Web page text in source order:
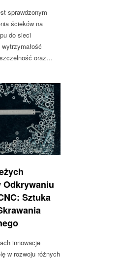
sprawdzonym
ścieków na
do sieci
oraz…
Odkrywaniu
Sztuka
innowacje
w rozwoju różnych